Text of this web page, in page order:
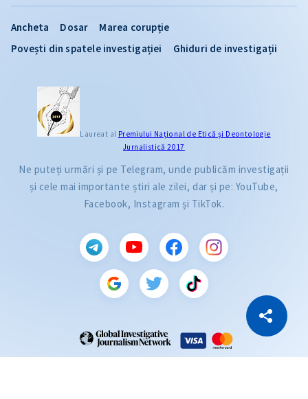
Copiază Link
Ancheta Dosar
Marea corupție
Povești din spatele investigației
Ghiduri de investigații
Laureat al Premiului Naţional de Etică și Deontologie
Jurnalistică 2017
Ne puteți urmări și pe Telegram, unde publicăm investigații
și cele mai importante știri ale zilei, dar și pe: YouTube,
Facebook, Instagram și TikTok.